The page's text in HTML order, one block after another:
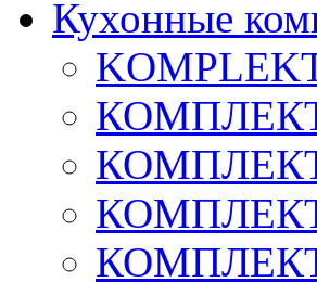
Кухонные
КОМПЛЕКТ
КОМПЛЕКТ
КОМПЛЕКТ
КОМПЛЕКТ